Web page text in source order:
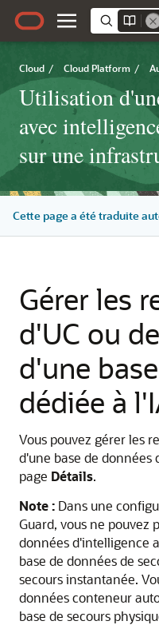
Cloud / Cloud Platform /
Utilisation
avec
sur une
Cette page a été traduite
Gérer les
d'UC ou
d'une
dédiée à
Vous pouvez gérer les
d'une base de données
page Détails.
Note : Dans une
Guard, vous ne pouvez
données d'intelligence
base de données de
secours instantanée.
données conteneur
base de secours